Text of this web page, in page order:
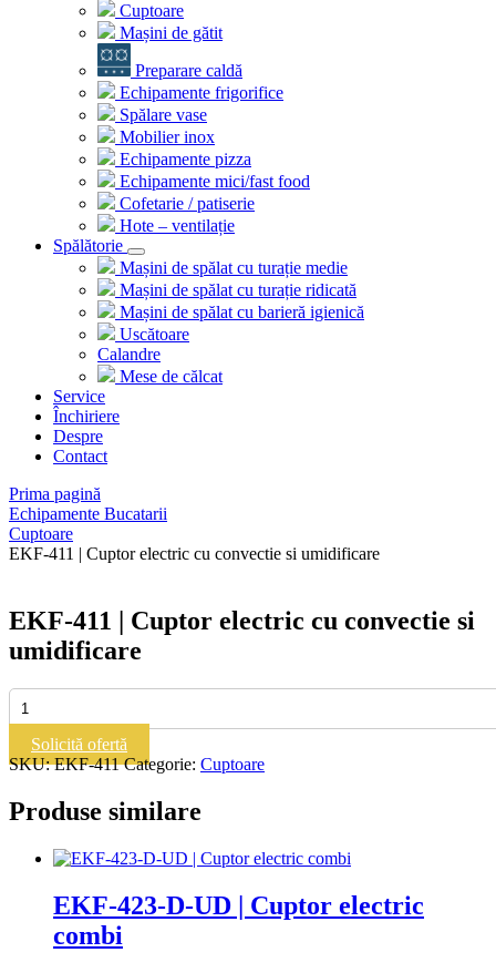
Cuptoare
Mașini de gătit
Preparare caldă
Echipamente frigorifice
Spălare vase
Mobilier inox
Echipamente pizza
Echipamente mici/fast food
Cofetarie / patiserie
Hote – ventilație
Spălătorie
Mașini de spălat cu turație medie
Mașini de spălat cu turație ridicată
Mașini de spălat cu barieră igienică
Uscătoare
Calandre
Mese de călcat
Service
Închiriere
Despre
Contact
Prima pagină
Echipamente Bucatarii
Cuptoare
EKF-411 | Cuptor electric cu convectie si umidificare
EKF-411 | Cuptor electric cu convectie si
umidificare
Cantitate
EKF-
411
|
Cuptor
cu
Solicită ofertă
SKU:EKF-411 Categorie: Cuptoare
Produse similare
EKF-423-D-UD | Cuptor electric
combi